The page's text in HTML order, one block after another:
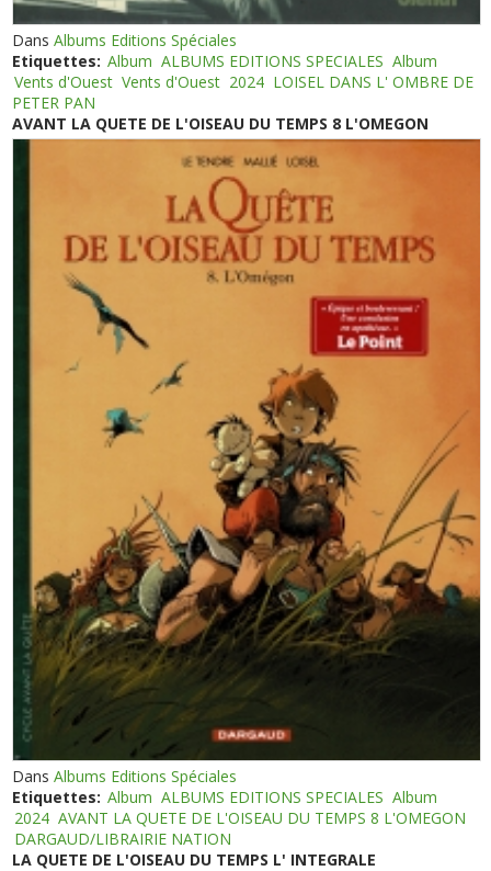
DansAlbums Editions Spéciales
Etiquettes: Album ALBUMS EDITIONS SPECIALES Album
Vents d'Ouest Vents d'Ouest 2024 LOISEL DANS L' OMBRE DE
PETER PAN
AVANT LA QUETE DE L'OISEAU DU TEMPS 8 L'OMEGON
DansAlbums Editions Spéciales
Etiquettes: Album ALBUMS EDITIONS SPECIALES Album
2024 AVANT LA QUETE DE L'OISEAU DU TEMPS 8 L'OMEGON
DARGAUD/LIBRAIRIE NATION
LA QUETE DE L'OISEAU DU TEMPS L' INTEGRALE